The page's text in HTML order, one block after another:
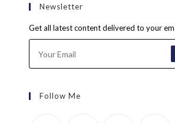
Newsletter
Get all latest content delivered to your
Follow Me